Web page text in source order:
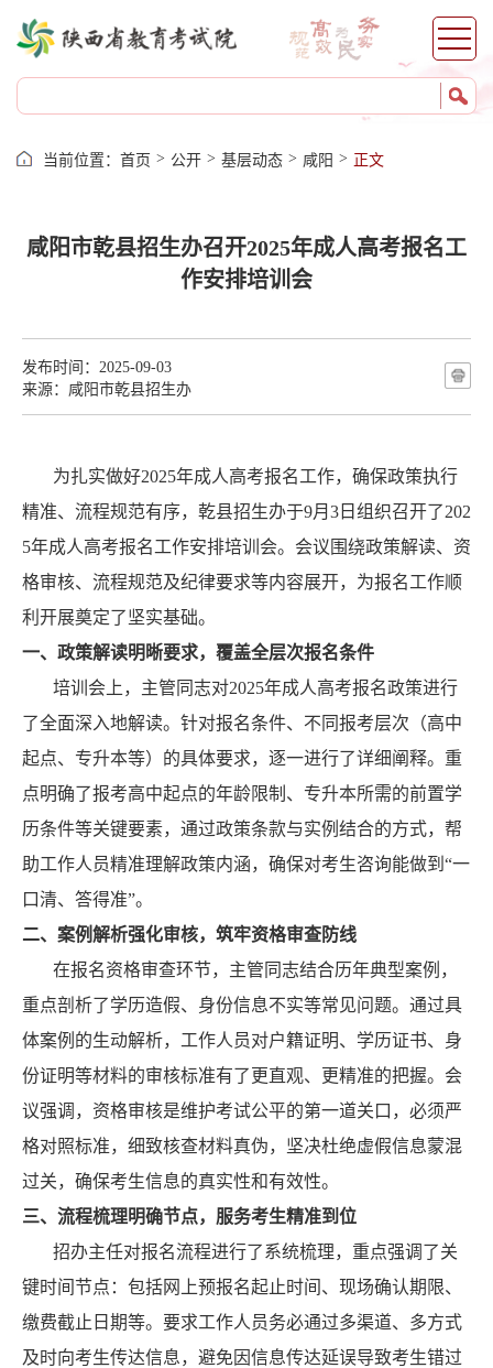
当前位置： 首页 > 公开 > 基层动态 > 咸阳 > 正文
咸阳市乾县招生办召开2025年成人高考报名工
作安排培训会
发布时间：2025-09-03
来源：咸阳市​乾县招生办
为扎实做好2025年成人高考报名工作，确保政策执行
精准、流程规范有序，乾县招生办于9月 3 日组织召开了202
5年成人高考报名工作安排培训会。会议围绕政策解读、资
格审核、流程规范及纪律要求等内容展开，为报名工作顺
利开展奠定了坚实基础。
一、政策解读明晰要求，覆盖全层次报名条件
培训会上，主管同志对2025年成人高考报名政策进行
了全面深入地解读。针对报名条件、不同报考层次（高中
起点、专升本等）的具体要求，逐一进行了详细阐释。重
点明确了报考高中起点的年龄限制、专升本所需的前置学
历条件等关键要素，通过政策条款与实例结合的方式，帮
助工作人员精准理解政策内涵，确保对考生咨询能做到 “一
口清、答得准”。
二、案例解析强化审核，筑牢资格审查防线
在报名资格审查环节，主管同志结合历年典型案例，
重点剖析了学历造假、身份信息不实等常见问题。通过具
体案例的生动解析，工作人员对户籍证明、学历证书、身
份证明等材料的审核标准有了更直观、更精准的把握。会
议强调，资格审核是维护考试公平的第一道关口，必须严
格对照标准，细致核查材料真伪，坚决杜绝虚假信息蒙混
过关，确保考生信息的真实性和有效性。
三、流程梳理明确节点，服务考生精准到位
招办主任对报名流程进行了系统梳理，重点强调了关
键时间节点：包括网上预报名起止时间、现场确认期限、
缴费截止日期等。要求工作人员务必通过多渠道、多方式
及时向考生传达信息，避免因信息传达延误导致考生错过